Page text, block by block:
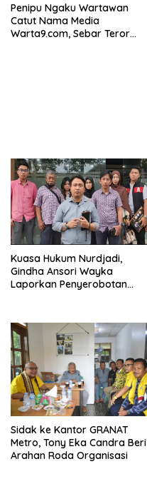
Penipu Ngaku Wartawan
Catut Nama Media
Warta9.com, Sebar Teror
Kuasa Hukum Nurdjadi,
Gindha Ansori Wayka
Laporkan Penyerobotan
‎Sidak ke Kantor GRANAT
Metro, Tony Eka Candra Beri
Arahan Roda Organisasi